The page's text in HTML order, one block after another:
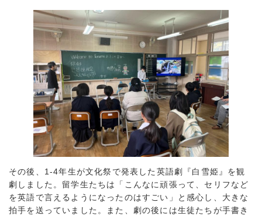
その後、1-4年生が文化祭で発表した英語劇『白雪姫』を観
劇しました。留学生たちは「こんなに頑張って、セリフなど
を英語で言えるようになったのはすごい」と感心し、大きな
拍手を送っていました。また、劇の後には生徒たちが手書き